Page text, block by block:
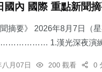
國內 國際 重點新聞
聞摘要》 2026年8月7日（
1.漢光深夜演練三
八月07日 200 觀看 0